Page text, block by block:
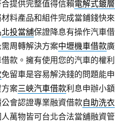
提供完整值得信賴電解式鍍層
料產品和組件完成當鋪錢快來
北投當舖保證降息有操作汽車借
周轉解決方案中壢機車借款廣
款。擁有使用您的汽車的權利
免留車是容易解決錢的問題能申
案三峽汽車借款利息申辦小額
會認證專業融資借款自助洗衣
萬物皆可台北合法當舖融資管